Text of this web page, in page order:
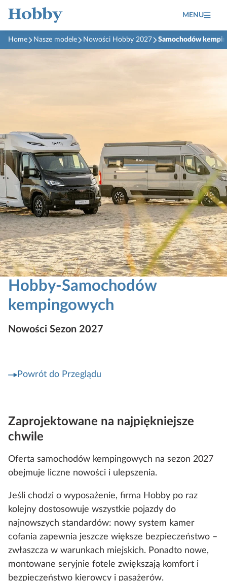
MENU
Home Nasze modele Nowości Hobby 2027 Samochodów
Hobby-Samochodów
kempingowych
Nowości Sezon 2027
Powrót do Przeglądu
Zaprojektowane na najpiękniejsze
chwile
Oferta samochodów kempingowych na sezon 2027
obejmuje liczne nowości i ulepszenia.
Jeśli chodzi o wyposażenie, firma Hobby po raz
kolejny dostosowuje wszystkie pojazdy do
najnowszych standardów: nowy system kamer
cofania zapewnia jeszcze większe bezpieczeństwo –
zwłaszcza w warunkach miejskich. Ponadto nowe,
montowane seryjnie fotele zwiększają komfort i
bezpieczeństwo kierowcy i pasażerów.